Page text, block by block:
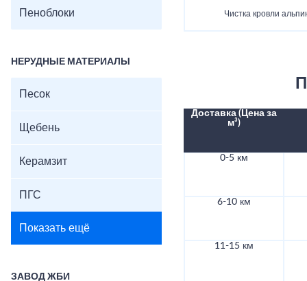
Пеноблоки
НЕРУДНЫЕ МАТЕРИАЛЫ
Песок
Щебень
Керамзит
ПГС
Показать ещё
ЗАВОД ЖБИ
Чистка кровли
Доставка (Цена за
м³)
0-5 км
6-10 км
11-15 км